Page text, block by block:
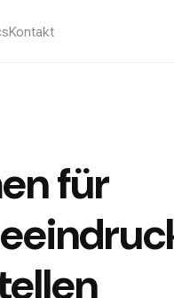
Kontakt
für